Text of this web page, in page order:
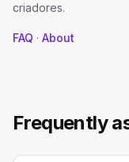
criadores.
FAQ · About
Frequently